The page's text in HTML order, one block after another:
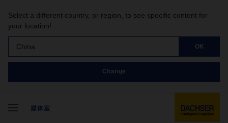
Select a different country, or region, to see specific content for
your location!
China OK
Change
媒体室